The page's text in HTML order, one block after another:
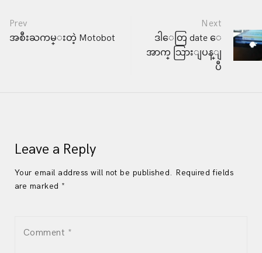
Prev
အစီးႀကမ္းတဲ့ Motobot
Next
ဒါေတြ date ေ
အာက္ သြားျပန္ျ
ပီ
Leave a Reply
Your email address will not be published. Required fields
are marked *